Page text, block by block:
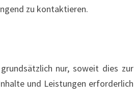
zu kontaktieren.
nur, soweit dies zur
und Leistungen erforderlich